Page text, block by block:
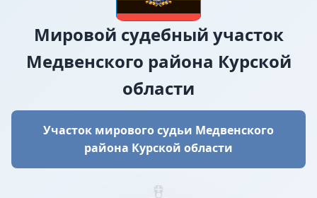
Мировой судебный участок
Медвенского района Курской
области
Участок мирового судьи Медвенского
района Курской области